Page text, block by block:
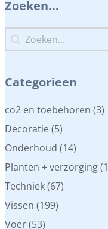
Zoeken...
Zoeken...
Zoeken...
Categorieen
Categorieen
co2 en toebehoren (3)
Decoratie (5)
Onderhoud (14)
Planten + verzorging
Techniek(67)
Vissen (199)
Voer(53)